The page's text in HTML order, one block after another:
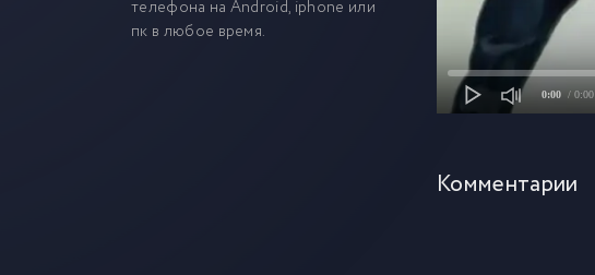
телефона на Android, iphone или
пк в любое время.
0:00 / 0:00
Комментарии